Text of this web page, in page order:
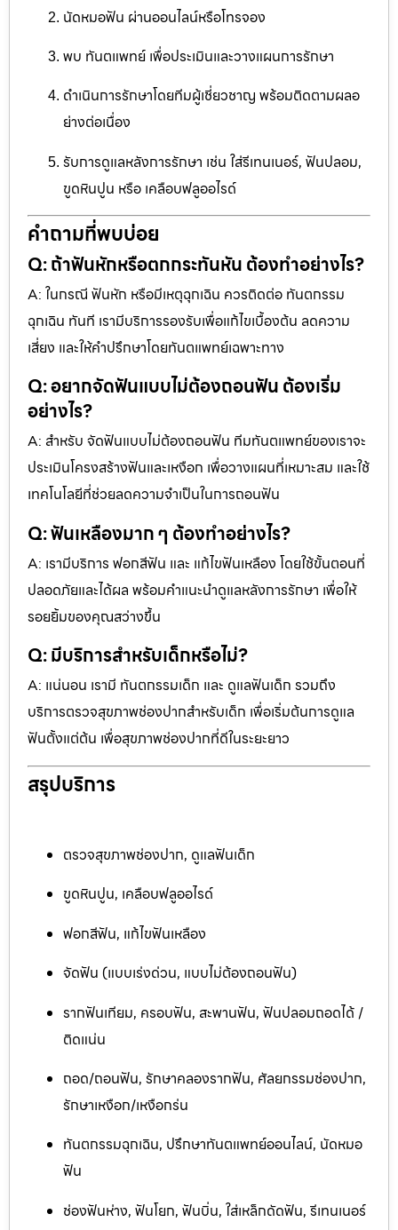
นัดหมอฟัน ผ่านออนไลน์หรือโทรจอง
พบ ทันตแพทย์ เพื่อประเมินและวางแผนการรักษา
ดำเนินการรักษาโดยทีมผู้เชี่ยวชาญ พร้อมติดตามผลอ
ย่างต่อเนื่อง
รับการดูแลหลังการรักษา เช่น ใส่รีเทนเนอร์, ฟันปลอม,
ขูดหินปูน หรือ เคลือบฟลูออไรด์
คำถามที่พบบ่อย
Q: ถ้าฟันหักหรือตกกระทันหัน ต้องทำอย่างไร?
A: ในกรณี ฟันหัก หรือมีเหตุฉุกเฉิน ควรติดต่อ ทันตกรรม
ฉุกเฉิน ทันที เรามีบริการรองรับเพื่อแก้ไขเบื้องต้น ลดความ
เสี่ยง และให้คำปรึกษาโดยทันตแพทย์เฉพาะทาง
Q: อยากจัดฟันแบบไม่ต้องถอนฟัน ต้องเริ่ม
อย่างไร?
A: สำหรับ จัดฟันแบบไม่ต้องถอนฟัน ทีมทันตแพทย์ของเราจะ
ประเมินโครงสร้างฟันและเหงือก เพื่อวางแผนที่เหมาะสม และใช้
เทคโนโลยีที่ช่วยลดความจำเป็นในการถอนฟัน
Q: ฟันเหลืองมาก ๆ ต้องทำอย่างไร?
A: เรามีบริการ ฟอกสีฟัน และ แก้ไขฟันเหลือง โดยใช้ขั้นตอนที่
ปลอดภัยและได้ผล พร้อมคำแนะนำดูแลหลังการรักษา เพื่อให้
รอยยิ้มของคุณสว่างขึ้น
Q: มีบริการสำหรับเด็กหรือไม่?
A: แน่นอน เรามี ทันตกรรมเด็ก และ ดูแลฟันเด็ก รวมถึง
บริการตรวจสุขภาพช่องปากสำหรับเด็ก เพื่อเริ่มต้นการดูแล
ฟันตั้งแต่ต้น เพื่อสุขภาพช่องปากที่ดีในระยะยาว
สรุปบริการ
ตรวจสุขภาพช่องปาก, ดูแลฟันเด็ก
ขูดหินปูน, เคลือบฟลูออไรด์
ฟอกสีฟัน, แก้ไขฟันเหลือง
จัดฟัน (แบบเร่งด่วน, แบบไม่ต้องถอนฟัน)
รากฟันเทียม, ครอบฟัน, สะพานฟัน, ฟันปลอมถอดได้ /
ติดแน่น
ถอด/ถอนฟัน, รักษาคลองรากฟัน, ศัลยกรรมช่องปาก,
รักษาเหงือก/เหงือกร่น
ทันตกรรมฉุกเฉิน, ปรึกษาทันตแพทย์ออนไลน์, นัดหมอ
ฟัน
ช่องฟันห่าง, ฟันโยก, ฟันบิ่น, ใส่เหล็กดัดฟัน, รีเทนเนอร์